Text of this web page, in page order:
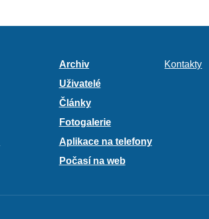
Archiv
Uživatelé
Články
Fotogalerie
Aplikace na telefony
Počasí na web
Kontakty